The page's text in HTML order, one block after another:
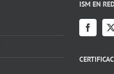
ISM EN